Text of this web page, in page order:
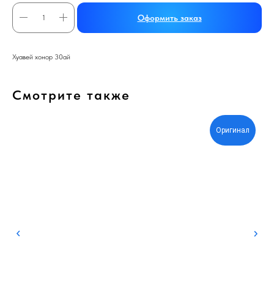
Оформить заказ
Хуавей хонор 30ай
Смотрите также
Оригинал